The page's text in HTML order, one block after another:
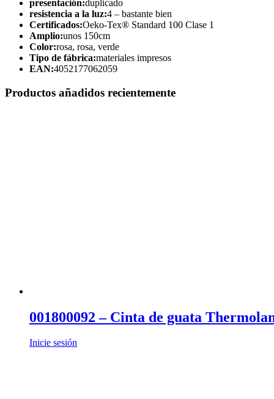
presentación:duplicado
resistencia a la luz:4 – bastante bien
Certificados:Oeko-Tex® Standard 100 Clase 1
Amplio:unos 150cm
Color:rosa, rosa, verde
Tipo de fábrica:materiales impresos
EAN:4052177062059
Productos añadidos recientemente
001800092 – Cinta de guata
Inicie sesión